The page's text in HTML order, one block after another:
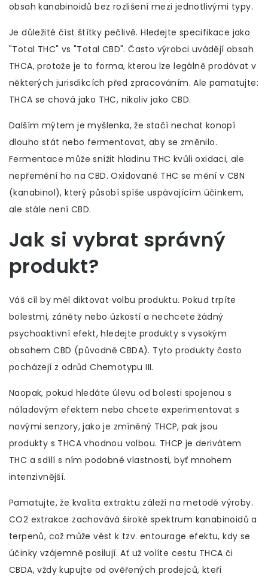
obsah kanabinoidů bez rozlišení mezi jednotlivými typy.
Je důležité číst štítky pečlivě. Hledejte specifikace jako
"Total THC" vs "Total CBD". Často výrobci uvádějí obsah
THCA, protože je to forma, kterou lze legálně prodávat v
některých jurisdikcích před zpracováním. Ale pamatujte:
THCA se chová jako THC, nikoliv jako CBD.
Dalším mýtem je myšlenka, že stačí nechat konopí
dlouho stát nebo fermentovat, aby se změnilo.
Fermentace může snížit hladinu THC kvůli oxidaci, ale
nepřemění ho na CBD. Oxidované THC se mění v CBN
(kanabinol), který působí spíše uspávajícím účinkem,
ale stále není CBD.
Jak si vybrat správný
produkt?
Váš cíl by měl diktovat volbu produktu. Pokud trpíte
bolestmi, záněty nebo úzkostí a nechcete žádný
psychoaktivní efekt, hledejte produkty s vysokým
obsahem CBD (původně CBDA). Tyto produkty často
pocházejí z odrůd Chemotypu III.
Naopak, pokud hledáte úlevu od bolesti spojenou s
náladovým efektem nebo chcete experimentovat s
novými senzory, jako je zmíněný THCP, pak jsou
produkty s THCA vhodnou volbou. THCP je derivátem
THC a sdílí s ním podobné vlastnosti, byť mnohem
intenzivnější.
Pamatujte, že kvalita extraktu záleží na metodě výroby.
CO2 extrakce zachovává široké spektrum kanabinoidů a
terpenů, což může vést k tzv. entourage efektu, kdy se
účinky vzájemně posilují. Ať už volíte cestu THCA či
CBDA, vždy kupujte od ověřených prodejců, kteří